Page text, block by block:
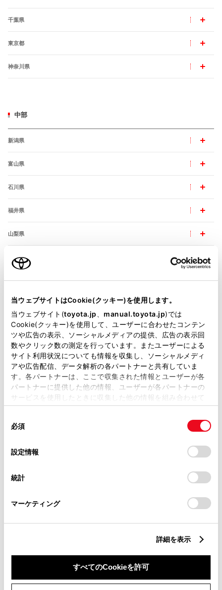
当ウェブサイトはCookie(クッキー)を使用します。
当ウェブサイト(toyota.jp manual.toyota.jp)では
Cookie(クッキー)を使用して、ユーザーに合わせたコンテン
ツや広告の表示、ソーシャルメディアの提供、広告の表示回
数やクリック数の測定を行っています。またユーザーによる
サイト利用状況についても情報を収集し、ソーシャルメディ
アや広告配信、データ解析の各パートナーと共有していま
す。各パートナーは、ここで収集された情報とユーザーが各
パートナーに提供した他の情報、ユーザーが各パートナーの
サービスを使用したときに収集した他の情報を組み合わせて
使用することがあります。当ウェブサイトの使用を続行する
デバイスにすべてのCookie(クッキー)が保存されることに同
意したことになります。Cookie(クッキー)のオプトアウト、
設定の変更、同意を撤回したりするにあたっては、当社の
「Cookie（クッキー）情報の取り扱いについて
」をご覧くだ
必須
設定情報
統計
マーケティング
詳細を表示
すべてのCookieを許可
千葉県
東京都
神奈川県
中部
新潟県
富山県
石川県
福井県
山梨県
長野県
岐阜県
静岡県
愛知県
三重県
近畿
滋賀県
京都府